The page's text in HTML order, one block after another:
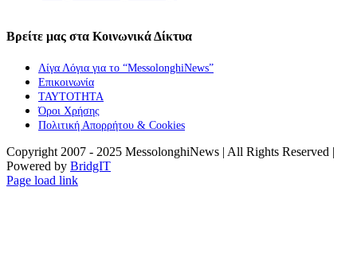
Βρείτε μας στα Κοινωνικά Δίκτυα
Λίγα Λόγια για το “MessolonghiNews”
Επικοινωνία
ΤΑΥΤΟΤΗΤΑ
Όροι Χρήσης
Πολιτική Απορρήτου & Cookies
Copyright 2007 - 2025 MessolonghiNews | All Rights Reserved |
Powered by BridgIT
YouTube
Facebook
Instagram
Page load link